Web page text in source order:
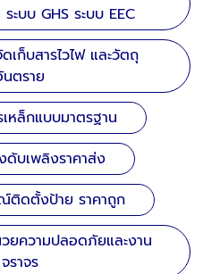
ะบบ GHS ระบบ EEC
เก็บสารไวไฟ และวัตถุ
ตราย
หล็กแบบมาตรฐาน
บเพลิงราคาส่ง
ติดตั้งป้าย ราคาถูก
ยความปลอดภัยและงาน
จราจร